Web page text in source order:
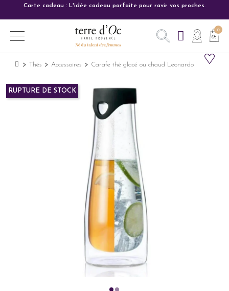
Carte cadeau : L'idée cadeau parfaite pour ravir vos proches.
Thés Accessoires Carafe thé glacé ou chaud Leonardo
RUPTURE DE STOCK